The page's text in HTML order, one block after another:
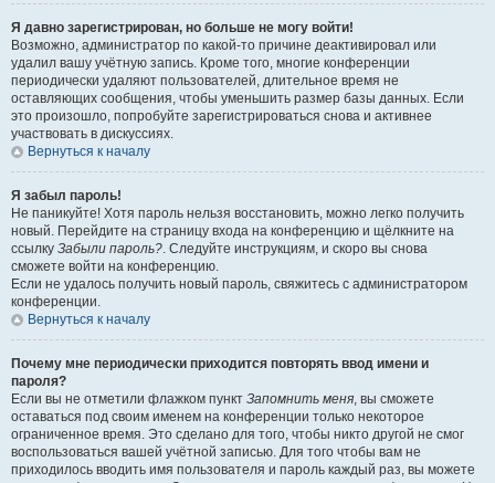
Я давно зарегистрирован, но больше не могу войти!
Возможно, администратор по какой-то причине деактивировал или
удалил вашу учётную запись. Кроме того, многие конференции
периодически удаляют пользователей, длительное время не
оставляющих сообщения, чтобы уменьшить размер базы данных. Если
это произошло, попробуйте зарегистрироваться снова и активнее
участвовать в дискуссиях.
Вернуться к началу
Я забыл пароль!
Не паникуйте! Хотя пароль нельзя восстановить, можно легко получить
новый. Перейдите на страницу входа на конференцию и щёлкните на
ссылку Забыли пароль?. Следуйте инструкциям, и скоро вы снова
сможете войти на конференцию.
Если не удалось получить новый пароль, свяжитесь с администратором
конференции.
Вернуться к началу
Почему мне периодически приходится повторять ввод имени и
пароля?
Если вы не отметили флажком пункт Запомнить меня, вы сможете
оставаться под своим именем на конференции только некоторое
ограниченное время. Это сделано для того, чтобы никто другой не смог
воспользоваться вашей учётной записью. Для того чтобы вам не
приходилось вводить имя пользователя и пароль каждый раз, вы можете